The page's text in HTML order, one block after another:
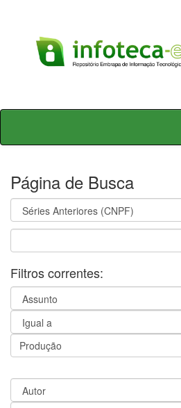
Skip
Página de Busca
Filtros correntes: